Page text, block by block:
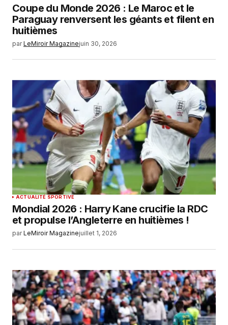
Coupe du Monde 2026 : Le Maroc et le
Paraguay renversent les géants et filent en
huitièmes
par LeMiroir Magazinejuin 30, 2026
ACTUALITÉ SPORTIVE
Mondial 2026 : Harry Kane crucifie la RDC
et propulse l’Angleterre en huitièmes !
par LeMiroir Magazinejuillet 1, 2026